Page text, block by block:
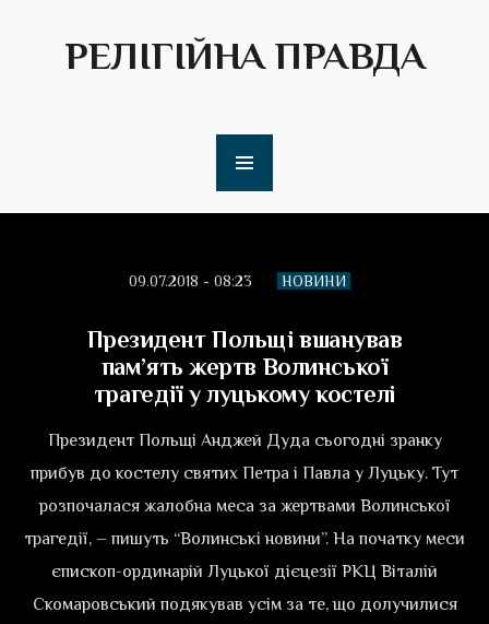
РЕЛІГІЙНА ПРАВДА
09.07.2018 - 08:23 НОВИНИ
Президент Польщі вшанував
пам’ять жертв Волинської
трагедії у луцькому костелі
Президент Польщі Анджей Дуда сьогодні зранку
прибув до костелу святих Петра і Павла у Луцьку. Тут
розпочалася жалобна меса за жертвами Волинської
трагедії, – пишуть “Волинські новини”. На початку меси
єпископ-ординарій Луцької дієцезії РКЦ Віталій
Скомаровський подякував усім за те, що долучилися